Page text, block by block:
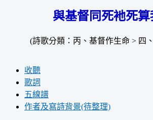
與基督同死衪死
(詩歌分類：丙、基督作生命 > 四
收聽
歌詞
五線譜
作者及寫詩背景(待整理)